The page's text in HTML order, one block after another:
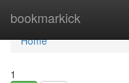
bookmarkick
Home
Home
1